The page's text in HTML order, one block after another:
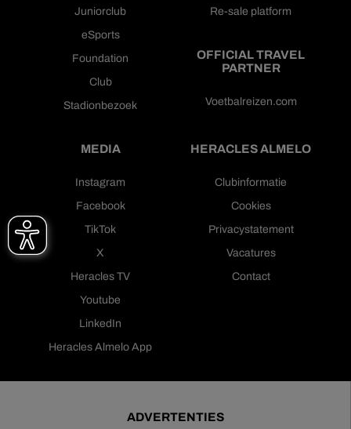
Juniorclub
eSports
Foundation
Club
Stadionbezoek
Re-sale platform
OFFICIAL TRAVEL
PARTNER
Voetbalreizen.com
MEDIA
Instagram
Facebook
TikTok
X
Heracles TV
Youtube
LinkedIn
Heracles Almelo App
HERACLES ALMELO
Clubinformatie
Cookies
Privacystatement
Vacatures
Contact
ADVERTENTIES